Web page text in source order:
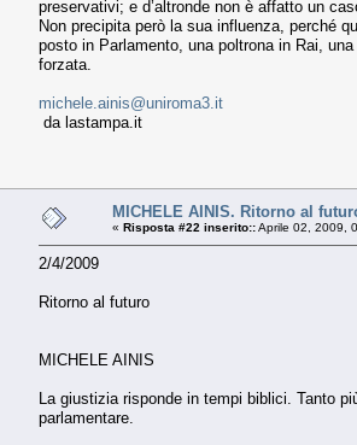
preservativi; e d’altronde non è affatto un
Non precipita però la sua influenza, perché
posto in Parlamento, una poltrona in Rai,
forzata.
michele.ainis@uniroma3.it
da lastampa.it
MICHELE AINIS. Ritorno al
« Risposta #22 inserito::Aprile 02, 2009,
2/4/2009
Ritorno al futuro
MICHELE AINIS
La giustizia risponde in tempi biblici. Tanto
parlamentare.